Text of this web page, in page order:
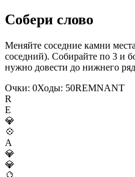
Собери слово
Меняйте соседние камни
соседний). Собирайте по 3 и
нужно довести до нижнего
Очки: 0Ходы: 50REMNANT
R
E
💎
💠
A
💎
💎